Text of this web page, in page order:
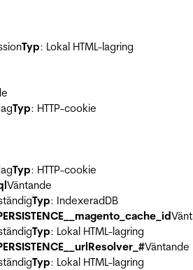
Typ: Lokal HTML-lagring
Typ: HTTP-cookie
Typ: HTTP-cookie
Väntande
Typ: IndexeradDB
Typ: Lokal HTML-lagring
Väntande
Typ: Lokal HTML-lagring